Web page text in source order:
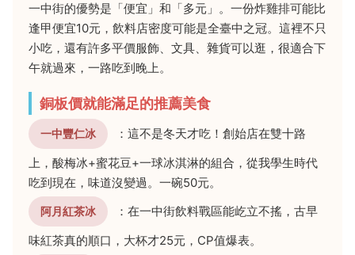
一中街的優勢是「便宜」和「多元」。一份炸雞排可能比
逢甲便宜10元，飲料店密度可能是全臺中之冠。這裡不只
小吃，還有許多平價服飾、文具、雜貨可以逛，很適合下
午就過來，一路吃到晚上。
銅板價就能滿足的推薦美食
一中豐仁冰
：這不是冬天才吃！創始店在雙十路
上，酸梅冰+蜜花豆+一球冰淇淋的組合，從我學生時代
吃到現在，味道沒變過。一碗50元。
阿月紅茶冰
：在一中街飲料戰區能屹立不搖，古早
味紅茶真的順口，大杯才25元，CP值爆表。